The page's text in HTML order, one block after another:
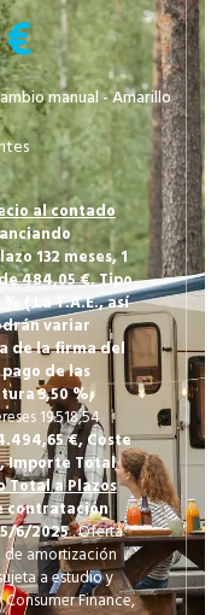
manual - Amarillo
al contado
132meses,1
484,05€.Tipo
(La T.A.E., así
variar
de la firma del
de las
3,50%,
19.518,54
€,Coste
Importe Total
Total a Plazos
contratación
6/2025. Oferta
de amortización
a estudio y
Finance,